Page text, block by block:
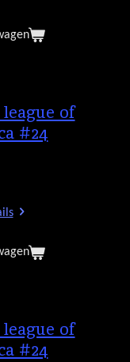
of
#24
of
#24